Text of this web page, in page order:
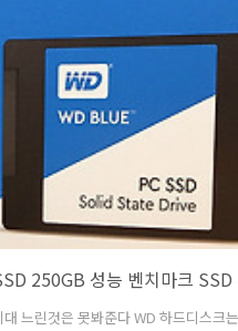
를 저도 사용을 해 봤는데요. TLC
명도 긴 편 입니다. WD SSD 내구성 삼
에서는 컬러별로 용도를 구분하는 마케팅
250GB 성능 벤치마크 SSD
느린것은 못봐준다 WD 하드디스크